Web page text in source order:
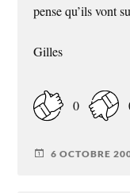
pense qu’ils vont
Gilles
0
6 OCTOBRE